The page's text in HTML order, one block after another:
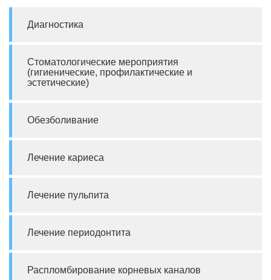
Диагностика
Стоматологические мероприятия
(гигиенические, профилактические и
эстетические)
Обезболивание
Лечение кариеса
Лечение пульпита
Лечение периодонтита
Распломбирование корневых каналов